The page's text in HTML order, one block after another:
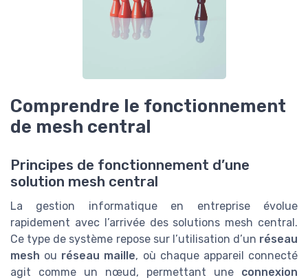
Comprendre le fonctionnement
de mesh central
Principes de fonctionnement d’une
solution mesh central
La gestion informatique en entreprise évolue
rapidement avec l’arrivée des solutions mesh central.
Ce type de système repose sur l’utilisation d’un réseau
mesh ou réseau maille, où chaque appareil connecté
agit comme un nœud, permettant une connexion